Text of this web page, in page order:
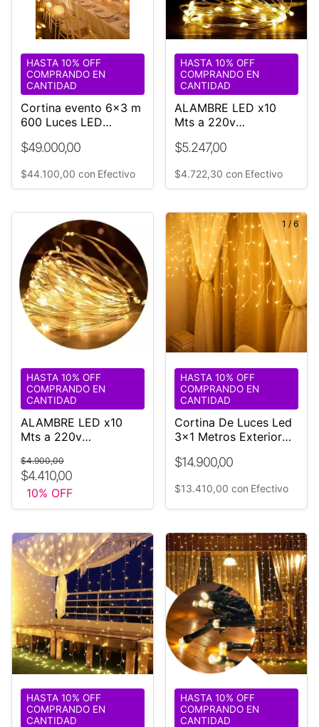
Cortina evento 6x3 m
600 Luces LED
$49.000,00
HASTA 10% OFF
COMPRANDO EN
CANTIDAD
$44.100,00 con Efectivo
ALAMBRE LED x10
Mts a 220v
$5.247,00
HASTA 10% OFF
COMPRANDO EN
CANTIDAD
$4.722,30 con Efectivo
ALAMBRE LED x10
Mts a 220v
$4.410,00
$4.900,00
10% OFF
HASTA 10% OFF
COMPRANDO EN
CANTIDAD
1 / 6
Cortina De Luces Led
3x1 Metros Exterior
$14.900,00
HASTA 10% OFF
COMPRANDO EN
CANTIDAD
$13.410,00 con Efectivo
1/6
HASTA 10% OFF
COMPRANDO EN
CANTIDAD
1 /10
HASTA 10% OFF
COMPRANDO EN
CANTIDAD